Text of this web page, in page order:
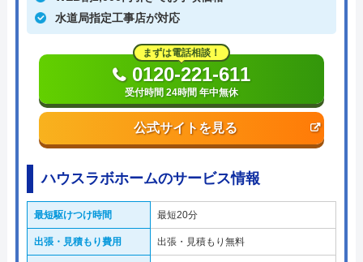
水道局指定工事店が対応
公式サイトを見る
まずは電話相談！
0120-221-611
受付時間 24時間 年中無休
ハウスラボホームのサービス情報
最短駆けつけ時間 最短20分
出張・見積もり費用 出張・見積もり無料